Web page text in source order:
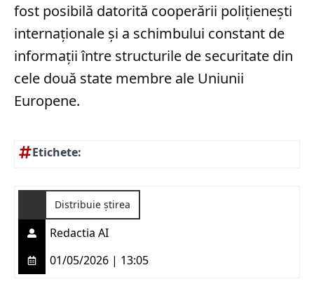
fost posibilă datorită cooperării polițienești
internaționale și a schimbului constant de
informații între structurile de securitate din
cele două state membre ale Uniunii
Europene.
Etichete:
Distribuie știrea
Redactia AI
01/05/2026 | 13:05